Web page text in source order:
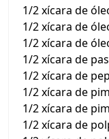
1/2 xícara de
1/2 xícara de
1/2 xícara de
1/2 xícara de
1/2 xícara de
1/2 xícara de
1/2 xícara de
1/2 xícara de